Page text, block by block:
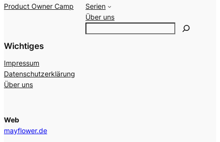
Product Owner Camp
Serien
Über uns
Wichtiges
Impressum
Datenschutzerklärung
Über uns
Web
mayflower.de